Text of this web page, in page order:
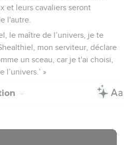
et leurs cavaliers seront
l'autre.
le maître de l’univers, je te
mon serviteur, déclare
un sceau, car je t'ai choisi,
l’univers.’ »